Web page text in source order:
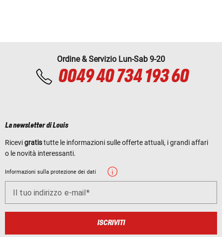
Ordine & Servizio Lun-Sab 9-20
0049 40 734 193 60
La newsletter di Louis
Ricevigratistutte le informazioni sulle offerte attuali, i grandi affari
o le novità interessanti.
Informazioni sulla protezione dei dati
Il tuo indirizzo e-mail
ISCRIVITI